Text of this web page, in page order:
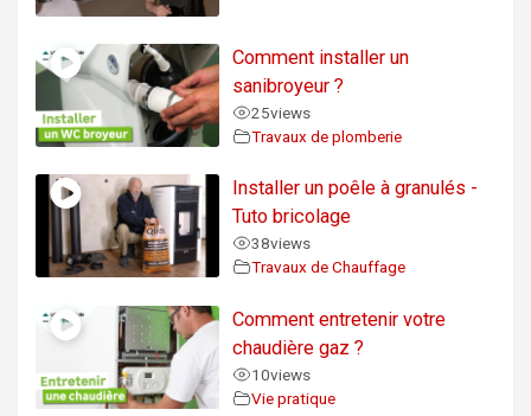
Comment installer un
sanibroyeur ?
25views
Travaux de plomberie
Installer un poêle à granulés -
Tuto bricolage
38views
Travaux de Chauffage
Comment entretenir votre
chaudière gaz ?
10views
Vie pratique